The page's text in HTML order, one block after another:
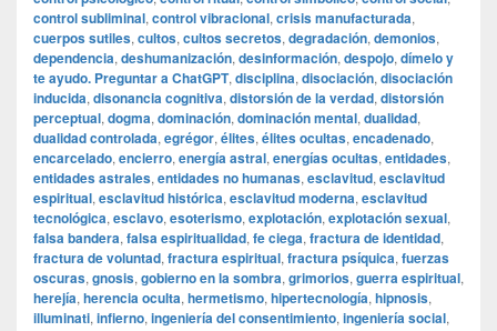
control subliminal, control vibracional, crisis manufacturada,
cuerpos sutiles, cultos, cultos secretos, degradación, demonios,
dependencia, deshumanización, desinformación, despojo, dímelo y
te ayudo. Preguntar a ChatGPT, disciplina, disociación, disociación
inducida, disonancia cognitiva, distorsión de la verdad, distorsión
perceptual, dogma, dominación, dominación mental, dualidad,
dualidad controlada, egrégor, élites, élites ocultas, encadenado,
encarcelado, encierro, energía astral, energías ocultas, entidades,
entidades astrales, entidades no humanas, esclavitud, esclavitud
espiritual, esclavitud histórica, esclavitud moderna, esclavitud
tecnológica, esclavo, esoterismo, explotación, explotación sexual,
falsa bandera, falsa espiritualidad, fe ciega, fractura de identidad,
fractura de voluntad, fractura espiritual, fractura psíquica, fuerzas
oscuras, gnosis, gobierno en la sombra, grimorios, guerra espiritual,
herejía, herencia oculta, hermetismo, hipertecnología, hipnosis,
illuminati, infierno, ingeniería del consentimiento, ingeniería social,